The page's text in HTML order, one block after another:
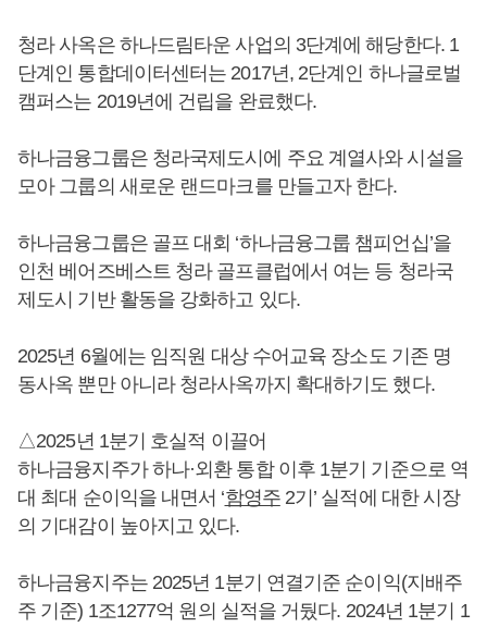
청라 사옥은 하나드림타운 사업의 3단계에 해당한다. 1
단계인 통합데이터센터는 2017년, 2단계인 하나글로벌
캠퍼스는 2019년에 건립을 완료했다.
하나금융그룹은 청라국제도시에 주요 계열사와 시설을
모아 그룹의 새로운 랜드마크를 만들고자 한다.
하나금융그룹은 골프 대회 ‘하나금융그룹 챔피언십’을
인천 베어즈베스트 청라 골프클럽에서 여는 등 청라국
제도시 기반 활동을 강화하고 있다.
2025년 6월에는 임직원 대상 수어교육 장소도 기존 명
동사옥 뿐만 아니라 청라사옥까지 확대하기도 했다.
△2025년 1분기 호실적 이끌어
하나금융지주가 하나·외환 통합 이후 1분기 기준으로 역
대 최대 순이익을 내면서 ‘함영주2기’ 실적에 대한 시장
의 기대감이 높아지고 있다.
하나금융지주는 2025년 1분기 연결기준 순이익(지배주
주 기준) 1조1277억 원의 실적을 거뒀다. 2024년 1분기 1